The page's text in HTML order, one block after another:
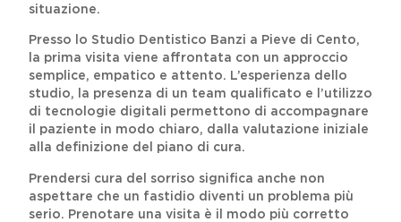
situazione.
Presso lo Studio Dentistico Banzi a Pieve di Cento,
la prima visita viene affrontata con un approccio
semplice, empatico e attento. L’esperienza dello
studio, la presenza di un team qualificato e l’utilizzo
di tecnologie digitali permettono di accompagnare
il paziente in modo chiaro, dalla valutazione iniziale
alla definizione del piano di cura.
Prendersi cura del sorriso significa anche non
aspettare che un fastidio diventi un problema più
serio. Prenotare una visita è il modo più corretto